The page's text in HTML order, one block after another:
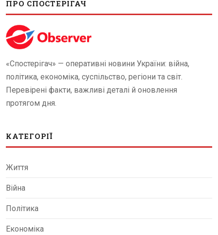
ПРО СПОСТЕРІГАЧ
«Спостерігач» — оперативні новини України: війна,
політика, економіка, суспільство, регіони та світ.
Перевірені факти, важливі деталі й оновлення
протягом дня.
КАТЕГОРІЇ
Життя
Війна
Політика
Економіка